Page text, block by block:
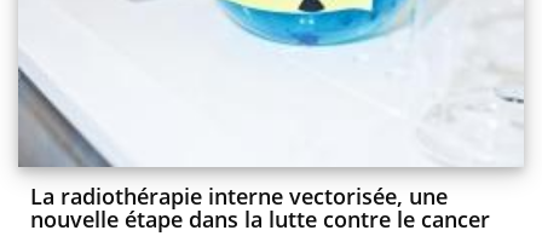
La radiothérapie interne vectorisée, une
nouvelle étape dans la lutte contre le cancer